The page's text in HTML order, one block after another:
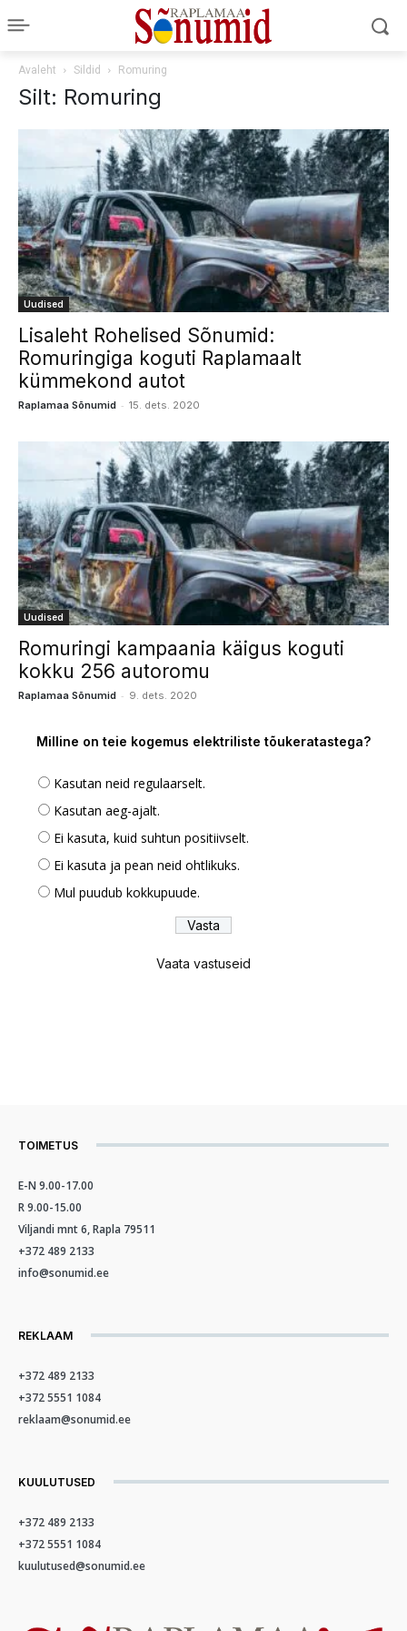
Avaleht Sildid Romuring
Silt: Romuring
Uudised
Lisaleht Rohelised Sõnumid:
Romuringiga koguti Raplamaalt
kümmekond autot
Raplamaa Sõnumid - 15. dets. 2020
Uudised
Romuringi kampaania käigus koguti
kokku 256 autoromu
Raplamaa Sõnumid - 9. dets. 2020
Milline on teie kogemus elektriliste tõukeratastega?
Kasutan neid regulaarselt.
Kasutan aeg-ajalt.
Ei kasuta, kuid suhtun positiivselt.
Ei kasuta ja pean neid ohtlikuks.
Mul puudub kokkupuude.
Vaata vastuseid
TOIMETUS
E-N 9.00-17.00
R 9.00-15.00
Viljandi mnt 6, Rapla 79511
+372 489 2133
info@sonumid.ee
REKLAAM
+372 489 2133
+372 5551 1084
reklaam@sonumid.ee
KUULUTUSED
+372 489 2133
+372 5551 1084
kuulutused@sonumid.ee